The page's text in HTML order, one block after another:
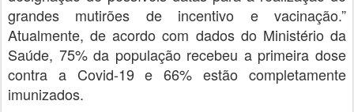
grandes mutirões de incentivo e vacinação.”
Atualmente, de acordo com dados do Ministério da
Saúde, 75% da população recebeu a primeira dose
contra a Covid-19 e 66% estão completamente
imunizados.